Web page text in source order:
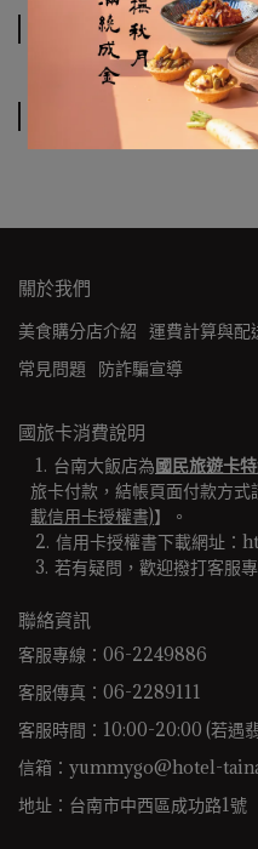
商品介紹
規格說明
關於我們
美食購分店介紹 運費計算與配
常見問題
防詐騙宣導
國旅卡消費說明
台南大飯店為國民旅遊卡
旅卡付款，結帳頁面付款方式
載信用卡授權書)】。
信用卡授權書下載網址
若有疑問，歡迎撥打客服
聯絡資訊
客服專線：06-2249886
客服傳真：06-2289111
客服時間：10:00-20:00 (若遇
信箱：yummygo@hotel-
地址：台南市中西區成功路1號